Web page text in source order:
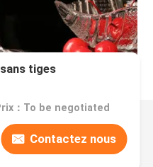
tiges
：To be negotiated
Contactez nous